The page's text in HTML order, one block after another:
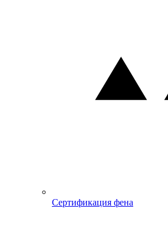
Сертификация фена